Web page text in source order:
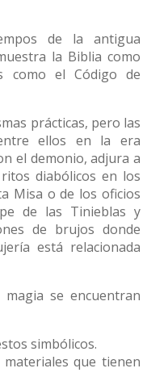
de la antigua
la Biblia como
como el Código de
prácticas, pero las
ellos en la era
el demonio, adjura a
diabólicos en los
Misa o de los oficios
de las Tinieblas y
de brujos donde
está relacionada
se encuentran
simbólicos.
que tienen